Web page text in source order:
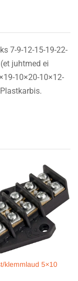
7-9-12-15-19-22-
juhtmed ei
10×20-10×12-
klemmlaud 5×10